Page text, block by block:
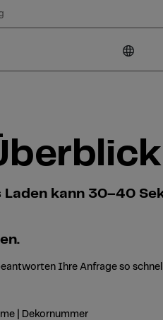
kann 30–40
Ihre Anfrage so
| Dekornummer